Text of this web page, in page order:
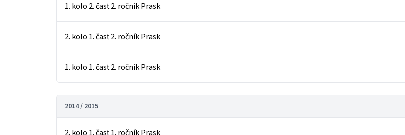
1. kolo 2. časť 2. ročník Prask
2. kolo 1. časť 2. ročník Prask
1. kolo 1. časť 2. ročník Prask
2014 / 2015